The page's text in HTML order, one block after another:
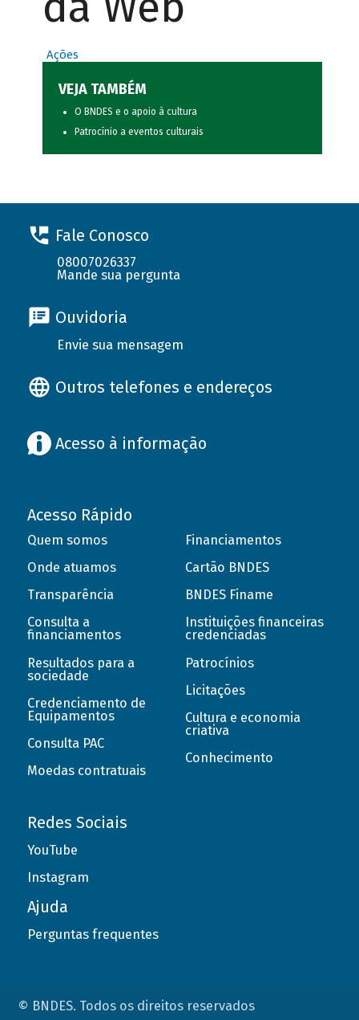
Ações
VEJA TAMBÉM
O BNDES e o apoio à cultura
Patrocínio a eventos culturais
Fale Conosco
08007026337
Mande sua pergunta
Ouvidoria
Envie sua mensagem
Outros telefones e endereços
Acesso à informação
Acesso Rápido
Quem somos
Onde atuamos
Transparência
Consulta a
financiamentos
Resultados para a
sociedade
Credenciamento de
Equipamentos
Consulta PAC
Moedas contratuais
Financiamentos
Cartão BNDES
BNDES Finame
Instituições financeiras
credenciadas
Patrocínios
Licitações
Cultura e economia
criativa
Conhecimento
Redes Sociais
YouTube
Instagram
Ajuda
Perguntas frequentes
© BNDES. Todos os direitos reservados